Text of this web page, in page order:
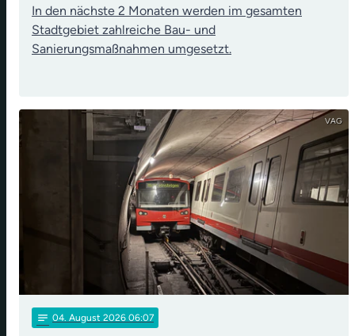
In den nächste 2 Monaten werden im gesamten
Stadtgebiet zahlreiche Bau- und
Sanierungsmaßnahmen umgesetzt.
VAG
notes 04 . August 2026 06:07